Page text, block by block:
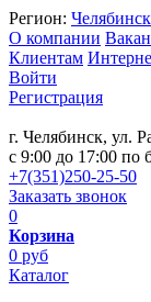
Регион: Челябинск
О компании
Клиентам
Войти
Регистрация
г. Челябинск, ул.
c 9:00 до 17:00 по
+7(351)250-25-50
Заказать звонок
0
Корзина
0 руб
Каталог